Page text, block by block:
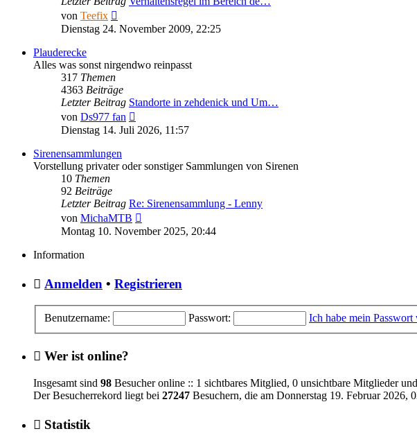
von Teefix
Beitrag
Dienstag 24. November 2009, 22:25
Plauderecke
Alles was sonst nirgendwo reinpasst
317 Themen
4363 Beiträge
Letzter Beitrag Standorte in zehdenick und Um…
von Ds977 fan
Beitrag
Dienstag 14. Juli 2026, 11:57
Sirenensammlungen
Vorstellung privater oder sonstiger Sammlungen von Sirenen
10 Themen
92 Beiträge
Letzter Beitrag Re: Sirenensammlung - Lenny
von MichaMTB
Beitrag
Montag 10. November 2025, 20:44
Information
Anmelden • Registrieren
Benutzername: Passwort: Ich habe mein Passwort
Wer ist online?
Insgesamt sind 98 Besucher online :: 1 sichtbares Mitglied, 0 unsichtbare Mitglieder
Der Besucherrekord liegt bei 27247 Besuchern, die am Donnerstag 19. Februar 2026,
Statistik